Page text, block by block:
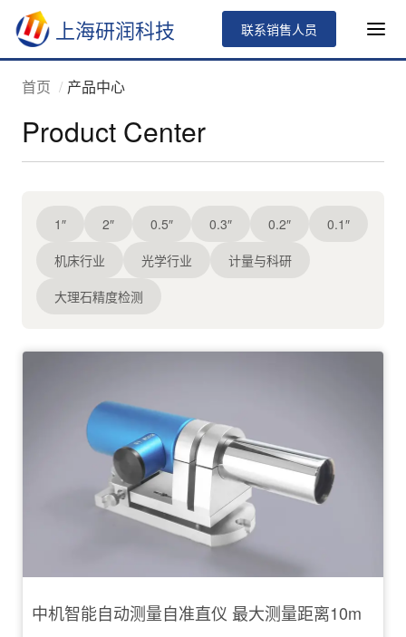
上海研润科技 联系销售人员
首页 产品中心
Product Center
1″ 2″ 0.5″ 0.3″ 0.2″
0.1″
机床行业
光学行业
计量与科研
大理石精度检测
中机智能自动测量自准直仪 最大测量距离10m